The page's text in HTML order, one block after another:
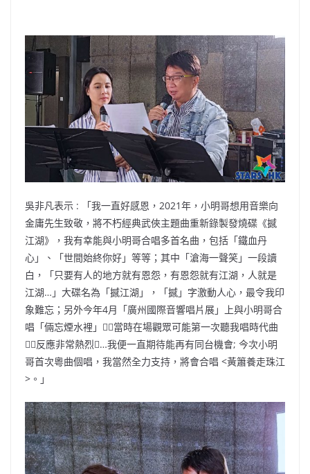
吳非凡表示 : 「我一直好感恩，2021年，小明哥想用音樂向
金庸先生致敬，將不朽經典武俠主題曲重新錄製發燒碟《撼
江湖》，我有幸能與小明哥合唱多首名曲，包括「鐵血丹
心」、「世間始終你好」等等；其中「滄海一聲笑」一段讀
白，「只要有人的地方就有恩怨，有恩怨就有江湖，人就是
江湖…」大碟名為「撼江湖」，「撼」字激動人心，最令我印
象難忘；另外今年4月「廣州國際音響唱片展」上與小明哥合
唱「倆忘煙水裡」，當時在場觀眾可能第一次聽我唱時代曲
，反應非常熱烈…我便一直期待能再有同台機會; 今次小明
哥首次粵曲個唱，我當然全力支持，將會合唱 <黃簫養走珠江
>。」